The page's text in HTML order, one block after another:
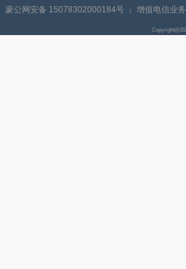
蒙公网安备 15078302000184号 | 增值电信业